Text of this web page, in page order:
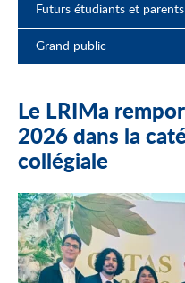
Futurs étudiants et parents
Grand public
Le LRIMa
2026 dans la
collégiale